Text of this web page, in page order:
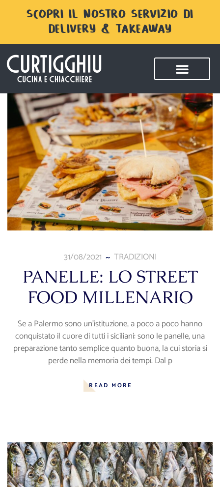
SCOPRI IL NOSTRO SERVIZIO DI
DELIVERY & TAKEAWAY
31/08/2021 TRADIZIONI
PANELLE: LO STREET
FOOD MILLENARIO
Se a Palermo sono un’istituzione, a poco a poco hanno
conquistato il cuore di tutti i siciliani: sono le panelle, una
preparazione tanto semplice quanto buona, la cui storia si
perde nella memoria dei tempi. Dal p
READ MORE